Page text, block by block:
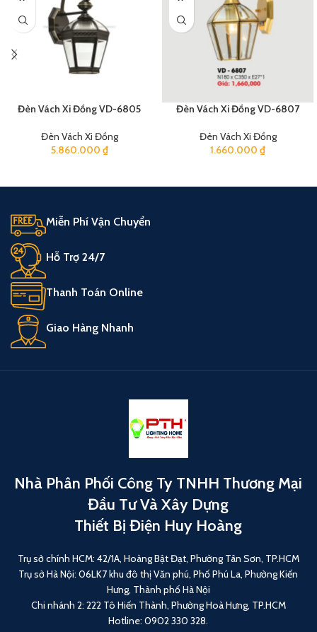
Đèn Vách Xi Đồng VD-6805
Đèn Vách Xi Đồng
5.860.000 ₫
Đèn Vách Xi Đồng VD-6807
Đèn Vách Xi Đồng
1.660.000 ₫
Miễn Phí Vận Chuyển
Hỗ Trợ 24/7
Thanh Toán Online
Giao Hàng Nhanh
Nhà Phân Phối Công Ty TNHH Thương Mại
Đầu Tư Và Xây Dựng
Thiết Bị Điện Huy Hoàng
Trụ sở chính HCM: 42/1A, Hoàng Bật Đạt, Phường Tân Sơn, TP.HCM
Trụ sở Hà Nội: 06LK7 khu đô thị Văn phú, Phố Phú La, Phường Kiến
Hưng, Thành phố Hà Nội
Chi nhánh 2: 222 Tô Hiến Thành, Phường Hoà Hưng, TP.HCM
Hotline: 0902 330 328.